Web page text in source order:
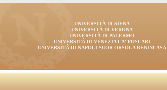
UNIVERSITÀ DI SIENA
UNIVERSITÀ DI VERONA
UNIVERSITÀ DI PALERMO
UNIVERSITÀ DI VENEZIA CA' FOSCARI
UNIVERSITÀ DI NAPOLI SUOR ORSOLA BENINCASA